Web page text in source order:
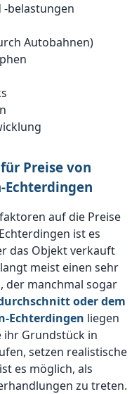
-belastungen
Autobahnen)
Preise von
auf die Preise
ist es
das Objekt verkauft
meist einen sehr
der manchmal sogar
oder dem
Echterdingen liegen
ihr Grundstück in
setzen realistische
es möglich, als
zu treten.